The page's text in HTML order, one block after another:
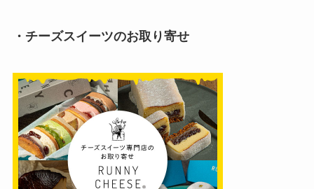
・チーズスイーツのお取り寄せ